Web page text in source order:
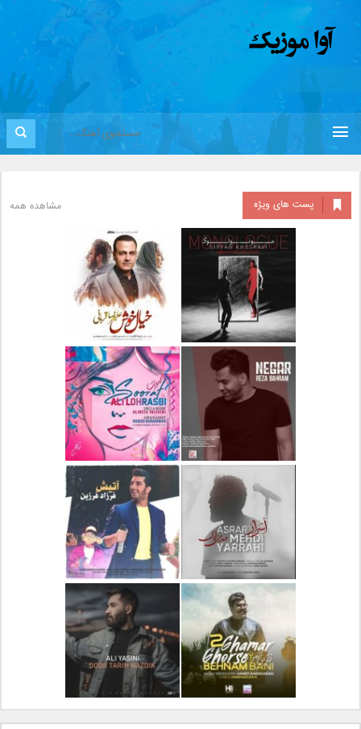
پست های ویژه مشاهده همه
دانلود آلبوم جدید سیروان
خسروی بنام مونولوگ
دانلود آهنگ جدید علیرضا
قربانی بنام خیال خوش
دانلود آهنگ جدید رضا
بهرام بنام نگار
دانلود آهنگ جدید علی
لهراسبی بنام صورت
دانلود آهنگ جدید مهدی
یراحی بنام اسرار
دانلود آهنگ جدید فرزاد
فرزین بنام آتیش
دانلود آهنگ جدید بهنام
دانلود آهنگ جدید علی